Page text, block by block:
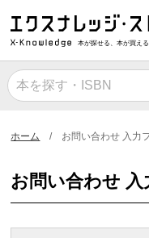
本が探せる、本が買える
ホーム お問い合わせ 入力
お問い合わせ 入